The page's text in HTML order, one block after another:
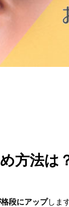
方法は
段にアップしま